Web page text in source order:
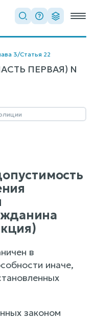
3/Статья 22
ПЕРВАЯ) N
в
иначе,
законом